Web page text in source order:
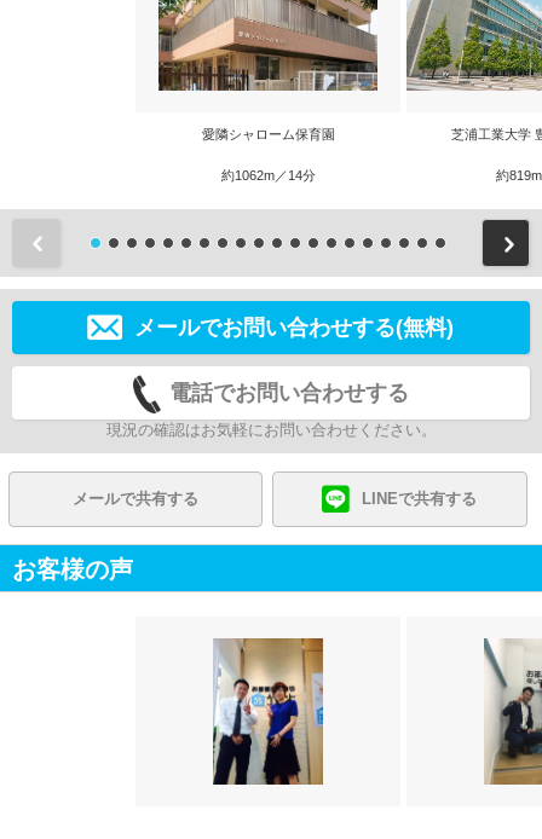
愛隣シャローム保育園
約1062m／14分
芝浦工業大学
約
メールでお問い合わせする(無料)
電話でお問い合わせする
現況の確認はお気軽にお問い合わせください。
メールで共有する LINEで共有する
お客様の声